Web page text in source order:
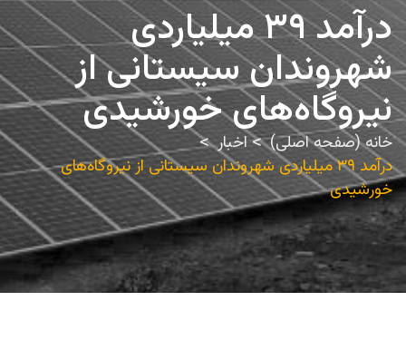
درآمد ۳۹ میلیاردی
شهروندان سیستانی از
نیروگاه‌های خورشیدی
خانه (صفحه اصلی)
اخبار
درآمد ۳۹ میلیاردی شهروندان سیستانی از نیروگاه‌های
خورشیدی